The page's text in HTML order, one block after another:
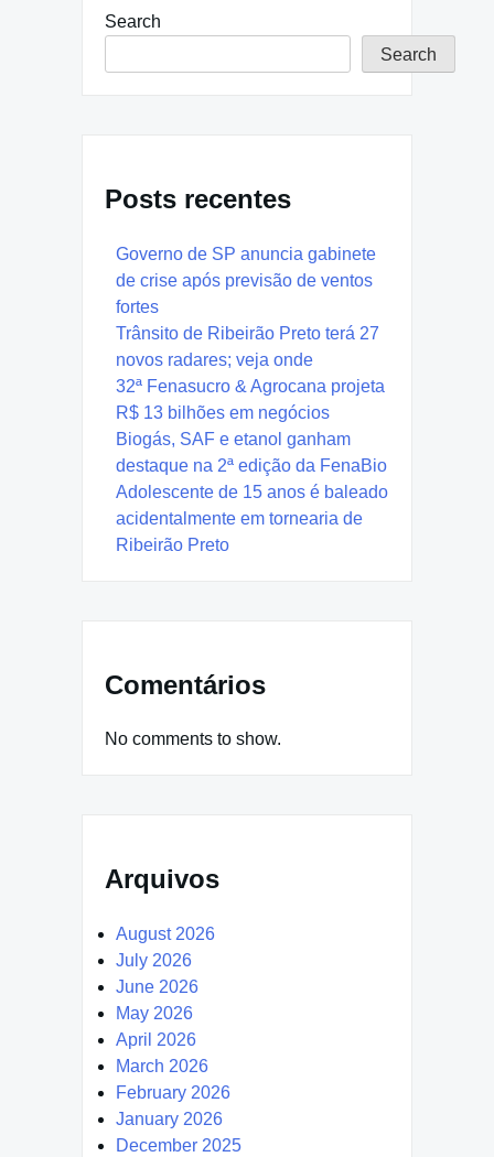
Search
Search
Posts recentes
Governo de SP anuncia gabinete
de crise após previsão de ventos
fortes
Trânsito de Ribeirão Preto terá 27
novos radares; veja onde
32ª Fenasucro & Agrocana projeta
R$ 13 bilhões em negócios
Biogás, SAF e etanol ganham
destaque na 2ª edição da FenaBio
Adolescente de 15 anos é baleado
acidentalmente em tornearia de
Ribeirão Preto
Comentários
No comments to show.
Arquivos
August 2026
July 2026
June 2026
May 2026
April 2026
March 2026
February 2026
January 2026
December 2025